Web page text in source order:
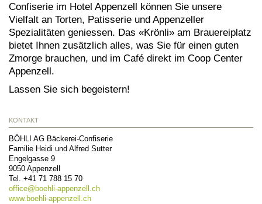
Confiserie im Hotel Appenzell können Sie unsere
Vielfalt an Torten, Patisserie und Appenzeller
Spezialitäten geniessen. Das «Krönli» am Brauereiplatz
bietet Ihnen zusätzlich alles, was Sie für einen guten
Zmorge brauchen, und im Café direkt im Coop Center
Appenzell.
Lassen Sie sich begeistern!
KONTAKT
BÖHLI AG Bäckerei-Confiserie
Familie Heidi und Alfred Sutter
Engelgasse 9
9050 Appenzell
Tel. +41 71 788 15 70
office@ boehli-appenzell.ch
www.boehli-appenzell.ch